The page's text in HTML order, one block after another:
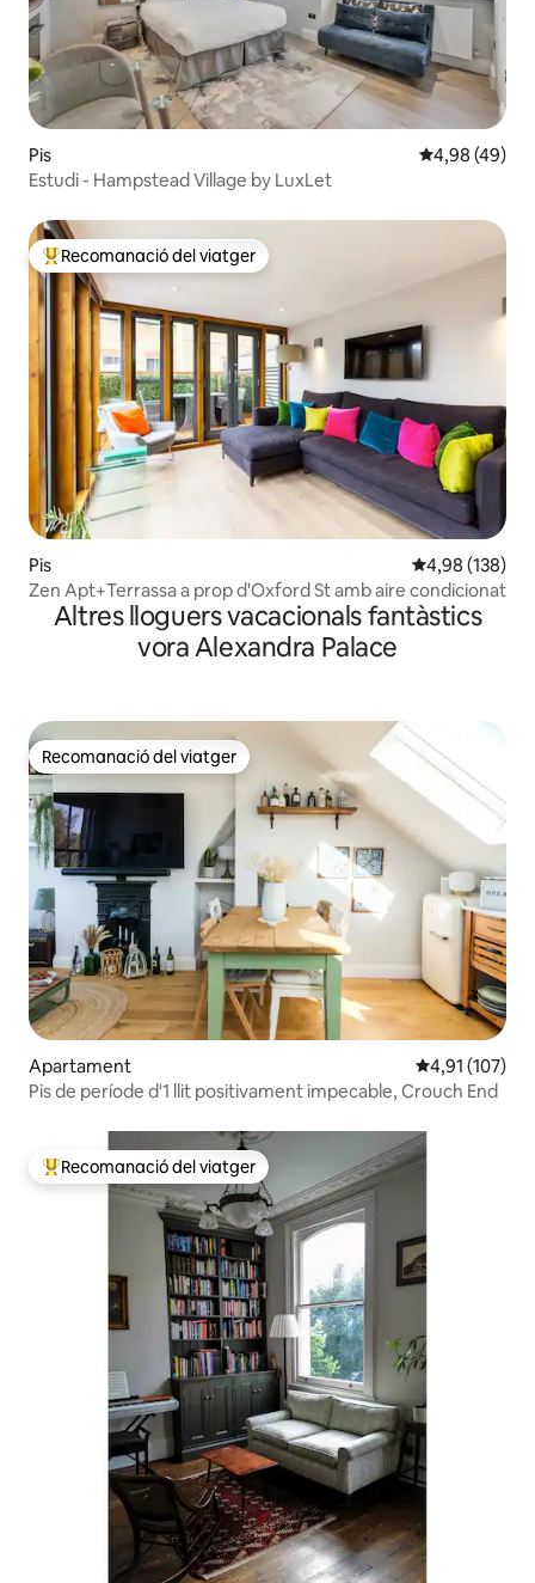
Pis 4,98 de
4,98 (49)
Estudi - Hampstead Village by LuxLet
Principals recomanacions dels viatgers
Recomanació del viatger
Pis 4,98 de
4,98 (138)
Zen Apt+Terrassa a prop d'Oxford St amb aire condicionat
Altres lloguers vacacionals fantàstics
vora Alexandra Palace
Recomanació del viatger
Recomanació del viatger
Apartament 4,91 de
4,91 (107)
Pis de període d'1 llit positivament impecable, Crouch End
Principals recomanacions dels viatgers
Recomanació del viatger